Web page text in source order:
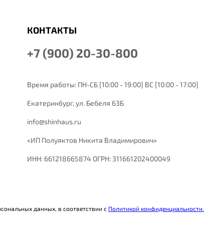
КОНТАКТЫ
+7 (900) 20-30-800
Время работы: ПН-СБ [10:00 - 19:00] ВС [10:00 - 17:00]
Екатеринбург,ул. Бебеля 63Б
info@shinhaus.ru
«ИП Полуяктов Никита Владимирович»
ИНН: 661218665874 ОГРН: 311661202400049
данных, в соответствии с Политикой конфиденциальности.